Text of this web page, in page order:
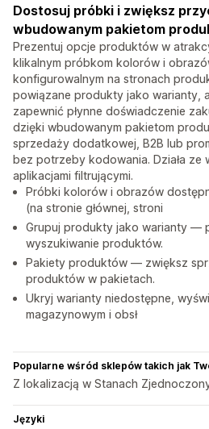
Dostosuj próbki i zwiększ
wbudowanym pakietom
Prezentuj opcje produktów w
klikalnym próbkom kolorów i
konfigurowalnym na stronach
powiązane produkty jako warianty,
zapewnić płynne doświadczenie
dzięki wbudowanym pakietom
sprzedaży dodatkowej, B2B lub
bez potrzeby kodowania. Działa ze
aplikacjami filtrującymi.
Próbki kolorów i obrazów
(na stronie głównej, stroni
Grupuj produkty jako warianty —
wyszukiwanie produktów.
Pakiety produktów — zwiększ
produktów w pakietach.
Ukryj warianty niedostępne,
magazynowym i obsł
Popularne wśród sklepów takich jak
Z lokalizacją w Stanach
Języki